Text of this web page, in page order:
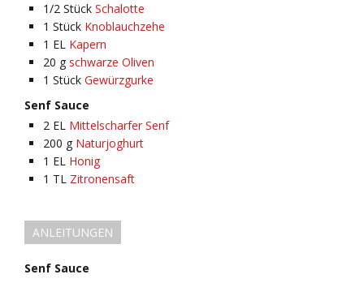
1/2 Stück Schalotte
1 Stück Knoblauchzehe
1 EL Kapern
20 g schwarze Oliven
1 Stück Gewürzgurke
Senf Sauce
2 EL Mittelscharfer Senf
200 g Naturjoghurt
1 EL Honig
1 TL Zitronensaft
ANLEITUNGEN
Senf Sauce